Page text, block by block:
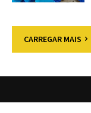
CARREGAR MAIS